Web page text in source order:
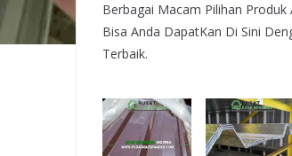
Berbagai Macam Pilihan Produk
Bisa Anda DapatKan Di Sini
Terbaik.